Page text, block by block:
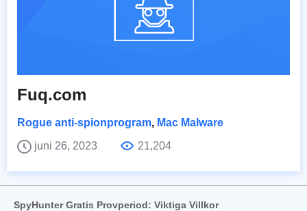
Fuq.com
Rogue anti-spionprogram, Mac Malware
juni 26, 2023
21,204
SpyHunter Gratis Provperiod: Viktiga Villkor